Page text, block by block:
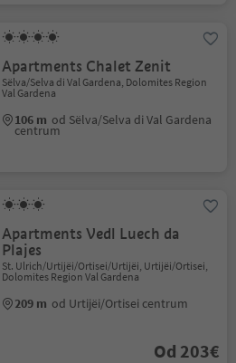
Apartments Chalet Zenit
Sëlva/Selva di Val Gardena, Dolomites Region
Val Gardena
106 m od Sëlva/Selva di Val Gardena
centrum
Apartments Vedl Luech da
Plajes
St. Ulrich/Urtijëi/Ortisei/Urtijëi, Urtijëi/Ortisei,
Dolomites Region Val Gardena
209 m od Urtijëi/Ortisei centrum
Od 203€